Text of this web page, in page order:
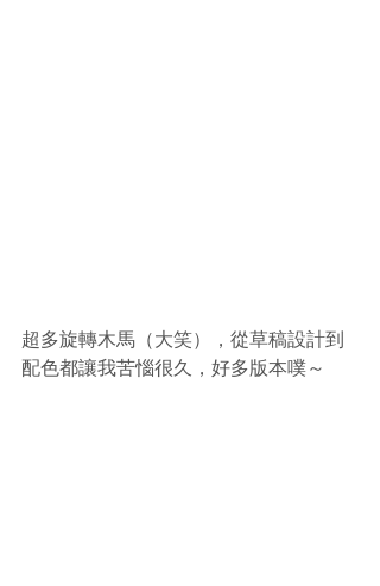
超多旋轉木馬（大笑），從草稿設計到
配色都讓我苦惱很久，好多版本噗～